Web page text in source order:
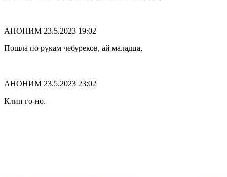
АНОНИМ 23.5.2023 19:02
Пошла по рукам чебуреков, ай маладца,
АНОНИМ 23.5.2023 23:02
Клип го-но.